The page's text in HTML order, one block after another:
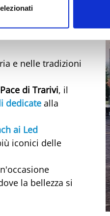
all'insegna
e nelle tradizioni
di Trarivi, il
dedicate alla
ai Led
iconici delle
la bellezza si